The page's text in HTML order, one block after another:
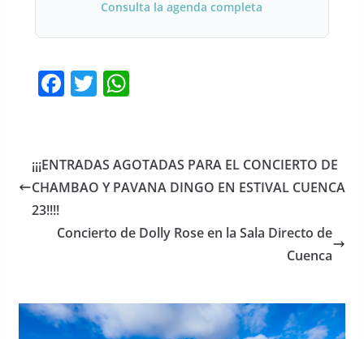
Consulta la agenda completa
F
e
b
o
T
er
W
s
A
p
¡¡¡ENTRADAS AGOTADAS PARA EL CONCIERTO DE
CHAMBAO Y PAVANA DINGO EN ESTIVAL CUENCA
23!!!!
Concierto de Dolly Rose en la Sala Directo de
Cuenca